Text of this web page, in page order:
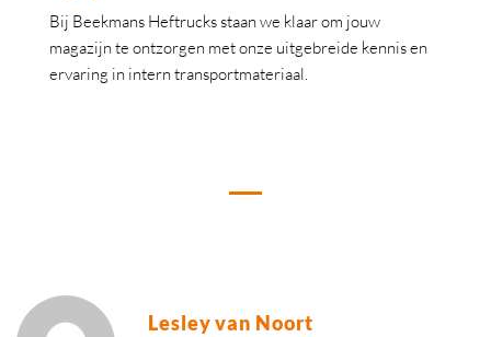
Bij Beekmans Heftrucks staan we klaar om jouw
magazijn te ontzorgen met onze uitgebreide kennis en
ervaring in intern transportmateriaal.
Lesley van Noort